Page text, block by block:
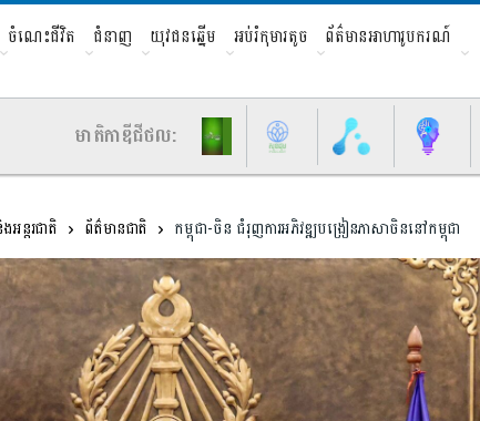
ចំណេះជីវិត ជំនាញ យុវជនឆ្នើម អប់រំកុមារតូច ព័ត៌មានអាហារូបករណ៍
មាតិកាឌីជីថល:
ន្តរជាតិ ព័ត៌មានជាតិ កម្ពុជា-ចិន ជំរុញ​ការ​អភិវឌ្ឍបង្រៀនភាសាចិននៅ​កម្ពុជា